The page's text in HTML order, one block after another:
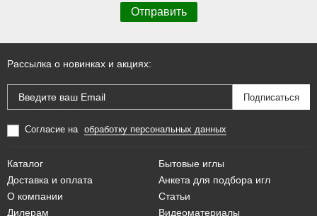
Рассылка о новинках и акциях:
Согласие на обработку персональных данных
Каталог
Доставка и оплата
О компании
Дилерам
Бытовые иглы
Анкета для подбора игл
Статьи
Видеоматериалы